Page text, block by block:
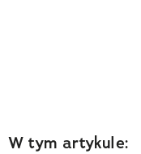
W tym artykule: